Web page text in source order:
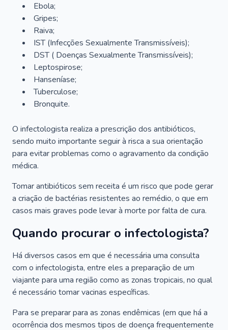
Ebola;
Gripes;
Raiva;
IST (Infecções Sexualmente Transmissíveis);
DST ( Doenças Sexualmente Transmissíveis);
Leptospirose;
Hanseníase;
Tuberculose;
Bronquite.
O infectologista realiza a prescrição dos antibióticos,
sendo muito importante seguir à risca a sua orientação
para evitar problemas como o agravamento da condição
médica.
Tomar antibióticos sem receita é um risco que pode gerar
a criação de bactérias resistentes ao remédio, o que em
casos mais graves pode levar à morte por falta de cura.
Quando procurar o infectologista?
Há diversos casos em que é necessária uma consulta
com o infectologista, entre eles a preparação de um
viajante para uma região como as zonas tropicais, no qual
é necessário tomar vacinas específicas.
Para se preparar para as zonas endêmicas (em que há a
ocorrência dos mesmos tipos de doença frequentemente